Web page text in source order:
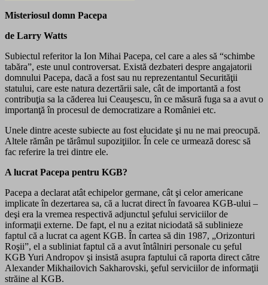
Misteriosul domn Pacepa
de Larry Watts
Subiectul referitor la Ion Mihai Pacepa, cel care a ales să “schimbe
tabăra”, este unul controversat. Există dezbateri despre angajatorii
domnului Pacepa, dacă a fost sau nu reprezentantul Securităţii
statului, care este natura dezertării sale, cât de importantă a fost
contribuţia sa la căderea lui Ceauşescu, în ce măsură fuga sa a avut o
importanţă în procesul de democratizare a României etc.
Unele dintre aceste subiecte au fost elucidate şi nu ne mai preocupă.
Altele rămân pe tărâmul supoziţiilor. În cele ce urmează doresc să
fac referire la trei dintre ele.
A lucrat Pacepa pentru KGB?
Pacepa a declarat atât echipelor germane, cât şi celor americane
implicate în dezertarea sa, că a lucrat direct în favoarea KGB-ului –
deşi era la vremea respectivă adjunctul şefului serviciilor de
informaţii externe. De fapt, el nu a ezitat niciodată să sublinieze
faptul că a lucrat ca agent KGB. În cartea să din 1987, „Orizonturi
Roşii”, el a subliniat faptul că a avut întâlniri personale cu şeful
KGB Yuri Andropov şi insistă asupra faptului că raporta direct către
Alexander Mikhailovich Sakharovski, şeful serviciilor de informaţii
străine al KGB.